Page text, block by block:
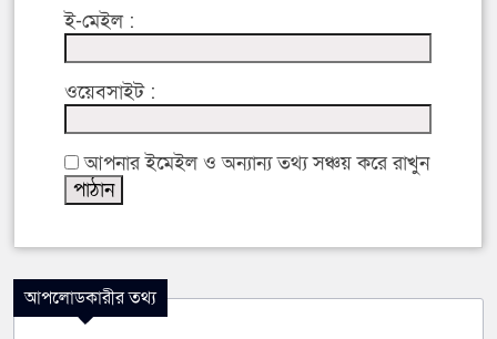
ই-মেইল :
ওয়েবসাইট :
আপনার ইমেইল ও অন্যান্য তথ্য সঞ্চয় করে রাখুন
আপলোডকারীর তথ্য